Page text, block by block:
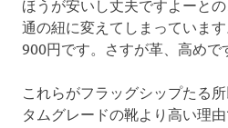
ほうが安いし丈夫ですよーと
通の紐に変えてしまっています
900円です。さすが革、高めで
これらがフラッグシップたる
タムグレードの靴より高い理由